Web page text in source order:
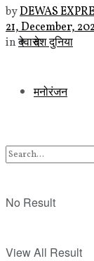
देश दुनिया
मनोरंजन
No Result
View All Result
byDEWAS
21, December,
inदेवास